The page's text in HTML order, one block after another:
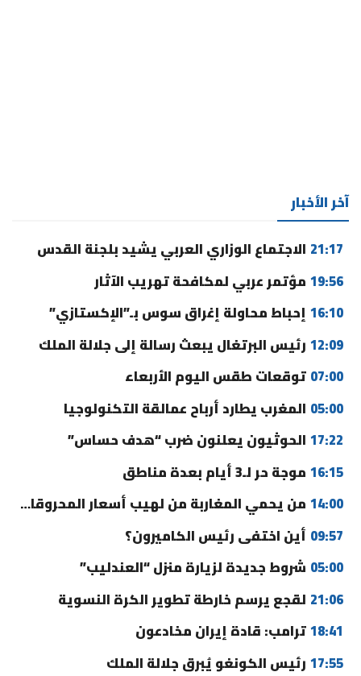
آخر الأخبار
21:17 الاجتماع الوزاري العربي يشيد بلجنة القدس
19:56 مؤتمر عربي لمكافحة تهريب الآثار
16:10 إحباط محاولة إغراق سوس بـ”الإكستازي”
12:09 رئيس البرتغال يبعث رسالة إلى جلالة الملك
07:00 توقعات طقس اليوم الأربعاء
05:00 المغرب يطارد أرباح عمالقة التكنولوجيا
17:22 الحوثيون يعلنون ضرب “هدف حساس”
16:15 موجة حر لـ3 أيام بعدة مناطق
14:00 من يحمي المغاربة من لهيب أسعار المحروقات؟
09:57 أين اختفى رئيس الكاميرون؟
05:00 شروط جديدة لزيارة منزل “العندليب”
21:06 لقجع يرسم خارطة تطوير الكرة النسوية
18:41ترامب: قادة إيران مخادعون
17:55 رئيس الكونغو يُبرق جلالة الملك